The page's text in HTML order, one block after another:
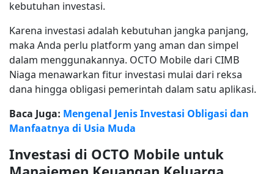
kebutuhan investasi.
Karena investasi adalah kebutuhan jangka panjang,
maka Anda perlu platform yang aman dan simpel
dalam menggunakannya. OCTO Mobile dari CIMB
Niaga menawarkan fitur investasi mulai dari reksa
dana hingga obligasi pemerintah dalam satu aplikasi.
Baca Juga: Mengenal Jenis Investasi Obligasi dan
Manfaatnya di Usia Muda
Investasi di OCTO Mobile untuk